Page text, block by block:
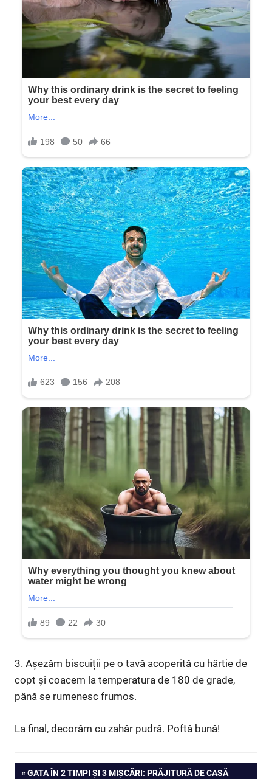
3. Așezăm biscuiții pe o tavă acoperită cu hârtie de
copt și coacem la temperatura de 180 de grade,
până se rumenesc frumos.
La final, decorăm cu zahăr pudră. Poftă bună!
Navigare
PREVIOUS
GATA ÎN 2 TIMPI ȘI 3 MIȘCĂRI: PRĂJITURĂ DE CASĂ